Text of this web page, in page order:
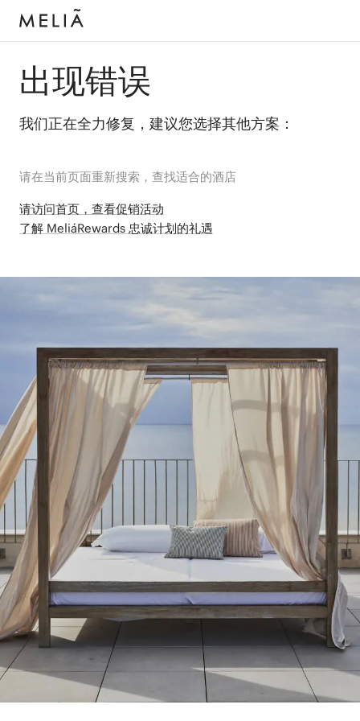
出现错误
我们正在全力修复，建议您选择其他方案：
请在当前页面重新搜索，查找适合的酒店
请访问首页，查看促销活动
了解 MeliáRewards 忠诚计划的礼遇